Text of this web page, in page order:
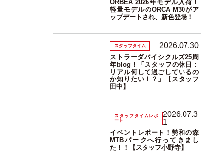
ORBEA 2026年モデル入荷！
軽量モデルのORCA M30がア
ップデートされ、新色登場！
スタッフタイム 2026.07.30
ストラーダバイシクルズ25周
年blog！「スタッフの休日：
リアル何して過ごしているの
か知りたい！？」【スタッフ
田中】
スタッフタイムレポ
ート
2026.07.3
1
イベントレポート！勢和の森
MTBパークへ行ってきまし
た！！【スタッフ小野寺】